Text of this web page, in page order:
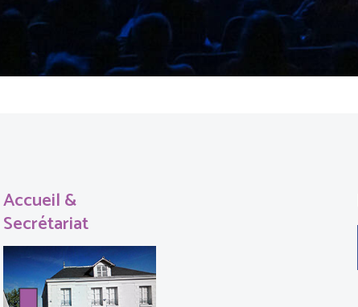
Accueil &
Secrétariat